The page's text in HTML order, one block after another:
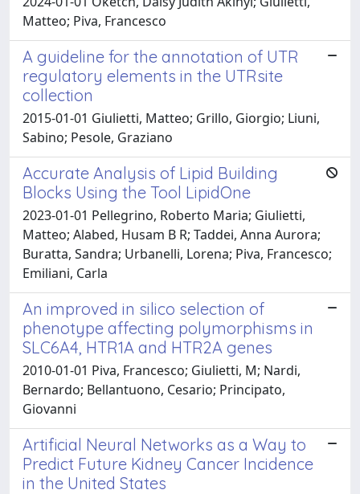
Matteo; Piva, Francesco
A guideline for the annotation of UTR
regulatory elements in the UTRsite
collection
2015-01-01 Giulietti, Matteo; Grillo, Giorgio; Liuni,
Sabino; Pesole, Graziano
Accurate Analysis of Lipid Building
Blocks Using the Tool LipidOne
2023-01-01 Pellegrino, Roberto Maria; Giulietti,
Matteo; Alabed, Husam B R; Taddei, Anna Aurora;
Buratta, Sandra; Urbanelli, Lorena; Piva, Francesco;
Emiliani, Carla
An improved in silico selection of
phenotype affecting polymorphisms in
SLC6A4, HTR1A and HTR2A genes
2010-01-01 Piva, Francesco; Giulietti, M; Nardi,
Bernardo; Bellantuono, Cesario; Principato,
Giovanni
Artificial Neural Networks as a Way to
Predict Future Kidney Cancer Incidence
in the United States